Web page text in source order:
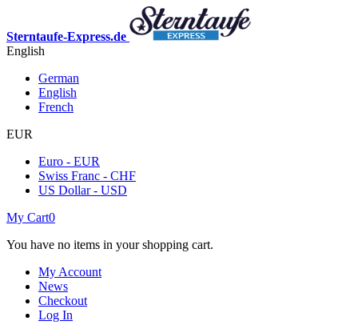
Sterntaufe-Express.de
English
German
English
French
EUR
Euro - EUR
Swiss Franc - CHF
US Dollar - USD
My Cart0
You have no items in your shopping cart.
My Account
News
Checkout
Log In